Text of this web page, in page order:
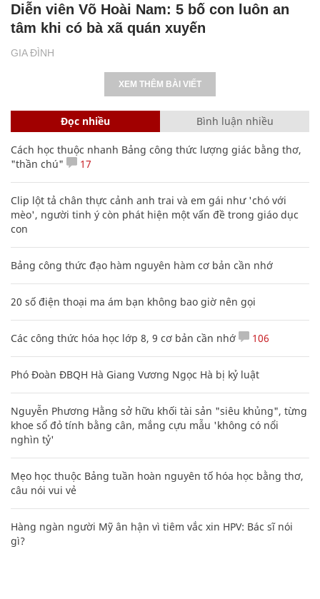
GIA ĐÌNH
Diễn viên Võ Hoài Nam: 5 bố con luôn an
tâm khi có bà xã quán xuyến
XEM THÊM BÀI VIẾT
Đọc nhiều Bình luận nhiều
Cách học thuộc nhanh Bảng công thức lượng giác bằng thơ,
"thần chú"
17
Clip lột tả chân thực cảnh anh trai và em gái như 'chó với
mèo', người tinh ý còn phát hiện một vấn đề trong giáo dục
con
Bảng công thức đạo hàm nguyên hàm cơ bản cần nhớ
20 số điện thoại ma ám bạn không bao giờ nên gọi
Các công thức hóa học lớp 8, 9 cơ bản cần nhớ 106
Phó Đoàn ĐBQH Hà Giang Vương Ngọc Hà bị kỷ luật
Nguyễn Phương Hằng sở hữu khối tài sản "siêu khủng", từng
khoe sổ đỏ tính bằng cân, mắng cựu mẫu 'không có nổi
nghìn tỷ'
Mẹo học thuộc Bảng tuần hoàn nguyên tố hóa học bằng thơ,
câu nói vui vẻ
Hàng ngàn người Mỹ ân hận vì tiêm vắc xin HPV: Bác sĩ nói
gì?